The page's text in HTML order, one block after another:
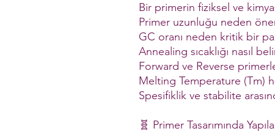
Bir primerin fiziksel ve
Primer uzunluğu neden
GC oranı neden kritik bir
Annealing sıcaklığı nasıl
Forward ve Reverse
Melting Temperature (Tm)
Spesifiklik ve stabilite
🧬 Primer Tasarımında